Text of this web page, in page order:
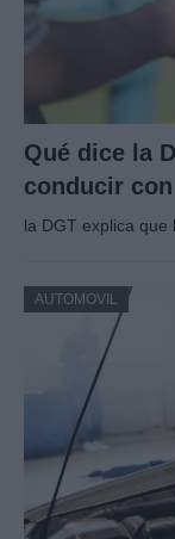
Qué dice la
conducir
la DGT explica que
AUTOMOVIL